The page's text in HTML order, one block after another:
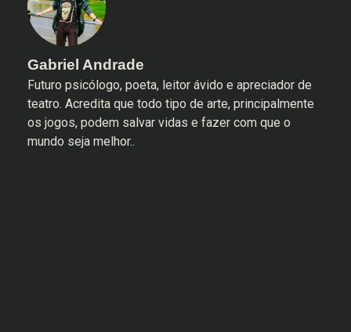
Gabriel Andrade
Futuro psicólogo, poeta, leitor ávido e apreciador de
teatro. Acredita que todo tipo de arte, principalmente
os jogos, podem salvar vidas e fazer com que o
mundo seja melhor..